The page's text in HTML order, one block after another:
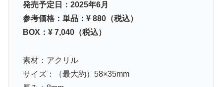
発売予定日：2025年6月
参考価格：単品：¥ 880（税込）
BOX：¥ 7,040（税込）
素材：アクリル
サイズ：（最大約）58×35mm